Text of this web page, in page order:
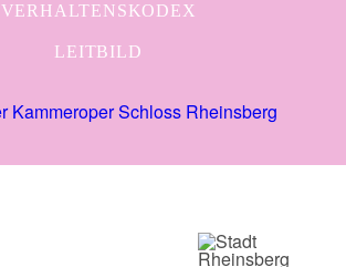
VERHALTENSKODEX
LEITBILD